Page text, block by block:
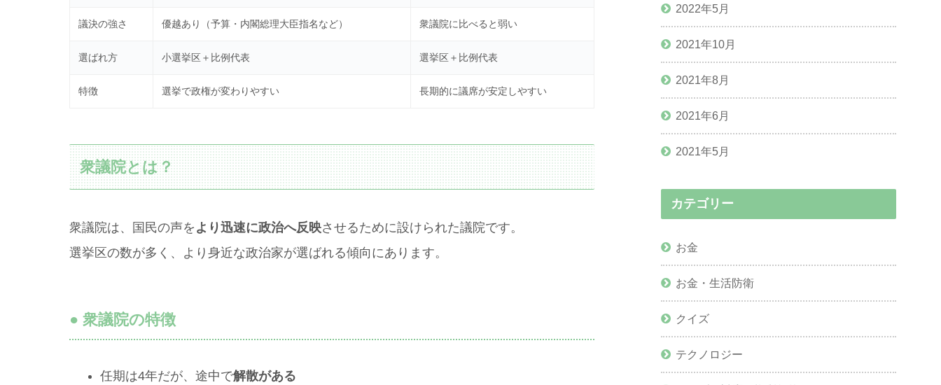
議決の強さ 優越あり（予算・内閣総理大臣指名など） 衆議院に比べると弱い
選ばれ方 小選挙区＋比例代表 選挙区＋比例代表
特徴 選挙で政権が変わりやすい 長期的に議席が安定しやすい
衆議院とは？
衆議院は、国民の声を より迅速に政治へ反映させるために設けられた議院です。
選挙区の数が多く、より身近な政治家が選ばれる傾向にあります。
● 衆議院の特徴
任期は4年だが、途中で解散がある
2022年5月
2021年10月
2021年8月
2021年6月
2021年5月
カテゴリー
お金
お金・生活防衛
クイズ
テクノロジー